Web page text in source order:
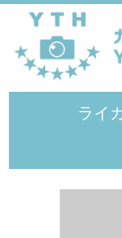
YTHカメラ >
ライ